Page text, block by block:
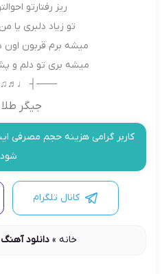
ریز رفتارتو
تو زیاد دلبری یا
میشه برم قربون اون
میشه بری تو دلم و
├───
جیگر طلا
کاربر گرامی هزینه حجم مصرفی
شود
کانال تلگرام
خانه »دانلود